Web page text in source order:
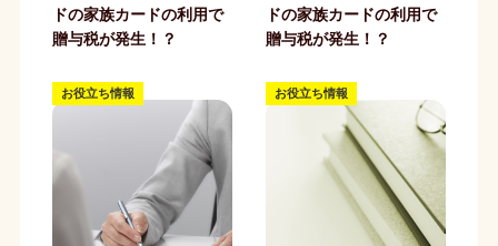
ドの家族カードの利用で
贈与税が発生！？
ドの家族カードの利用で
贈与税が発生！？
お役立ち情報 お役立ち情報